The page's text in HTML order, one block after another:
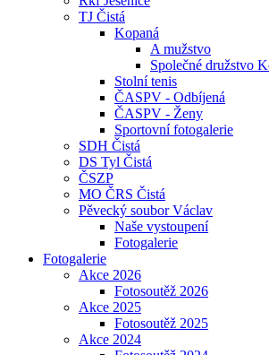
TJ Čistá
Kopaná
A mužstvo
Společné družstvo
Stolní tenis
ČASPV - Odbíjená
ČASPV - Ženy
Sportovní fotogalerie
SDH Čistá
DS Tyl Čistá
ČSZP
MO ČRS Čistá
Pěvecký soubor Václav
Naše vystoupení
Fotogalerie
Fotogalerie
Akce 2026
Fotosoutěž 2026
Akce 2025
Fotosoutěž 2025
Akce 2024